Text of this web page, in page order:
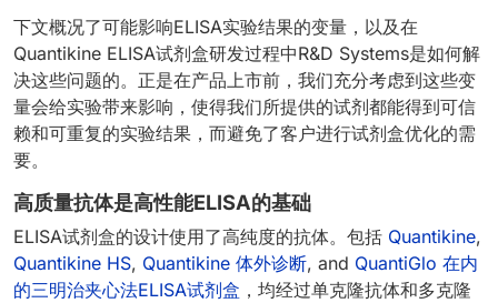
下文概况了可能影响ELISA实验结果的变量，以及在
Quantikine ELISA试剂盒研发过程中R&D Systems是如何解
决这些问题的。正是在产品上市前，我们充分考虑到这些变
量会给实验带来影响，使得我们所提供的试剂都能得到可信
赖和可重复的实验结果，而避免了客户进行试剂盒优化的需
要。
高质量抗体是高性能ELISA的基础
ELISA试剂盒的设计使用了高纯度的抗体。包括 Quantikine,
Quantikine HS, Quantikine 体外诊断, and QuantiGlo 在内
的三明治夹心法ELISA试剂盒 ，均经过单克隆抗体和多克隆